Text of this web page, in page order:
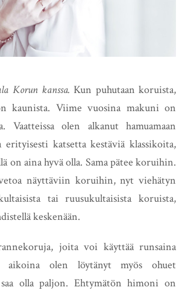
Korun kanssa. Kun puhutaan koruista,
kaunista. Viime vuosina makuni on
Vaatteissa olen alkanut hamuamaan
katsetta kestäviä klassikoita,
on aina hyvä olla. Sama pätee koruihin.
näyttäviin koruihin, nyt viehätyn
tai ruusukultaisista koruista,
keskenään.
joita voi käyttää runsaina
aikoina olen löytänyt myös ohuet
olla paljon. Ehtymätön himoni on